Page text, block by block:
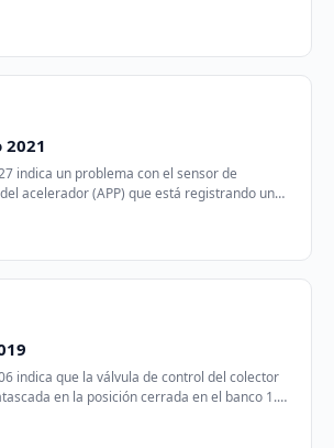
2021
indica un problema con el sensor de
acelerador (APP) que está registrando un
indica que la válvula de control del colector
en la posición cerrada en el banco 1.